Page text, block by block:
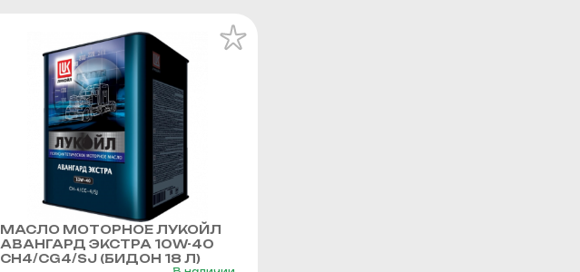
МАСЛО МОТОРНОЕ ЛУКОЙЛ
АВАНГАРД ЭКСТРА 10W-40
CH4/CG4/SJ (БИДОН 18 Л)